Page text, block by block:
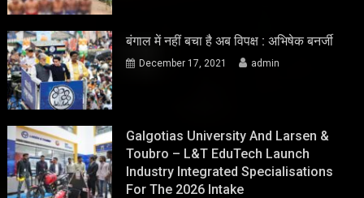
बंगाल में नहीं बचा है अब विपक्ष : अभिषेक बनर्जी
December 17, 2021 admin
Galgotias University And Larsen &
Toubro – L&T EduTech Launch
Industry Integrated Specialisations
For The 2026 Intake